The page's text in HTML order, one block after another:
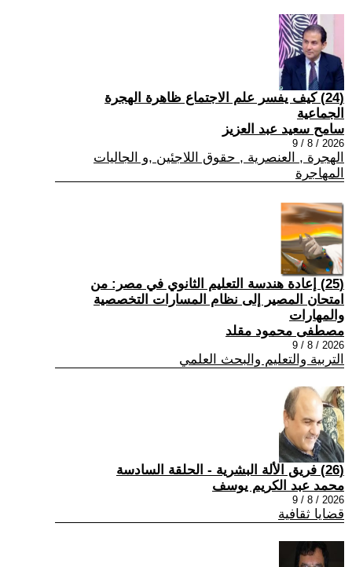
(24) كيف يفسر علم الاجتماع ظاهرة الهجرة
الجماعية
سامح سعيد عبد العزيز
2026 / 8 / 9
الهجرة , العنصرية , حقوق اللاجئين ,و الجاليات
المهاجرة
(25) إعادة هندسة التعليم الثانوي في مصر: من
امتحان المصير إلى نظام المسارات التخصصية
والمهارات
مصطفى محمود مقلد
2026 / 8 / 9
التربية والتعليم والبحث العلمي
(26) فريق الألة البشرية - الحلقة السادسة
محمد عبد الكريم يوسف
2026 / 8 / 9
قضايا ثقافية